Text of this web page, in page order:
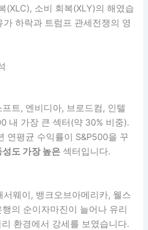
(XLC), 소비 회복(XLY)의 해였습
하락과 트럼프 관세전쟁의 영
트, 엔비디아, 브로드컴, 인텔
내 가장 큰 섹터(약 30% 비중).
연평균 수익률이 S&P500을 꾸
성도 가장 높은 섹터입니다.
웨이, 뱅크오브아메리카, 웰스
의 순이자마진이 늘어나 유리
환경에서 강세를 보였습니다.